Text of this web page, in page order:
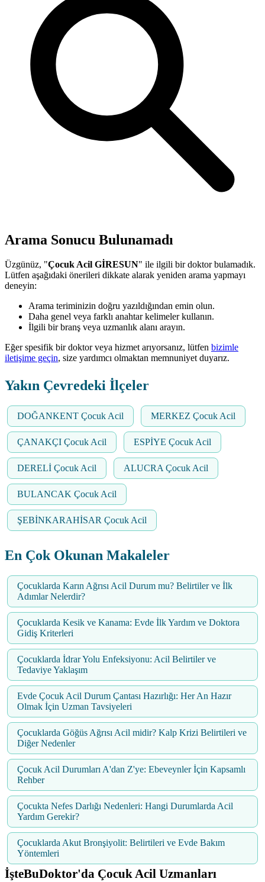
Arama Sonucu Bulunamadı
Üzgünüz, "Çocuk Acil GİRESUN" ile ilgili bir doktor bulamadık.
Lütfen aşağıdaki önerileri dikkate alarak yeniden arama yapmayı
deneyin:
Arama teriminizin doğru yazıldığından emin olun.
Daha genel veya farklı anahtar kelimeler kullanın.
İlgili bir branş veya uzmanlık alanı arayın.
Eğer spesifik bir doktor veya hizmet arıyorsanız, lütfen bizimle
iletişime geçin, size yardımcı olmaktan memnuniyet duyarız.
Yakın Çevredeki İlçeler
DOĞANKENT Çocuk Acil MERKEZ Çocuk Acil
ÇANAKÇI Çocuk Acil ESPİYE Çocuk Acil
DERELİ Çocuk Acil ALUCRA Çocuk Acil
BULANCAK Çocuk Acil
ŞEBİNKARAHİSAR Çocuk Acil
En Çok Okunan Makaleler
Çocuklarda Karın Ağrısı Acil Durum mu? Belirtiler ve İlk
Adımlar Nelerdir?
Çocuklarda Kesik ve Kanama: Evde İlk Yardım ve Doktora
Gidiş Kriterleri
Çocuklarda İdrar Yolu Enfeksiyonu: Acil Belirtiler ve
Tedaviye Yaklaşım
Evde Çocuk Acil Durum Çantası Hazırlığı: Her An Hazır
Olmak İçin Uzman Tavsiyeleri
Çocuklarda Göğüs Ağrısı Acil midir? Kalp Krizi Belirtileri ve
Diğer Nedenler
Çocuk Acil Durumları A'dan Z'ye: Ebeveynler İçin Kapsamlı
Rehber
Çocukta Nefes Darlığı Nedenleri: Hangi Durumlarda Acil
Yardım Gerekir?
Çocuklarda Akut Bronşiyolit: Belirtileri ve Evde Bakım
Yöntemleri
İşteBuDoktor'da Çocuk Acil Uzmanları